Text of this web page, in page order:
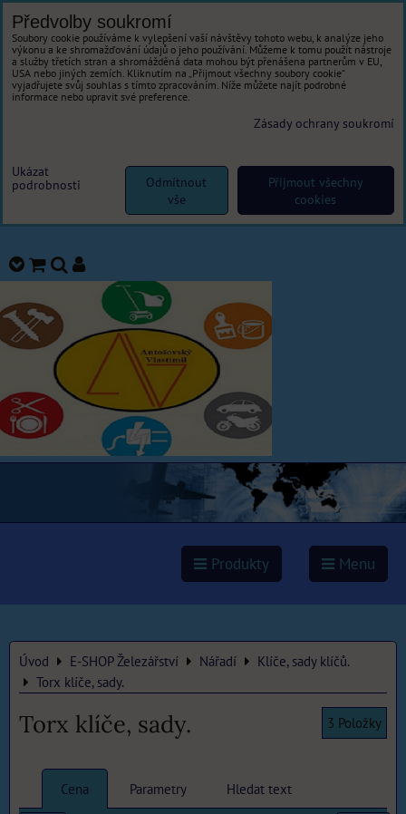
Produkty Menu
Úvod E-SHOP Železářství Nářadí
Klíče, sady klíčů.
Torx klíče, sady.
Torx klíče, sady. 3 Položky
Cena Parametry Hledat text
Předvolby soukromí
Soubory cookie používáme k vylepšení vaší návštěvy tohoto webu, k analýze jeho
výkonu a ke shromažďování údajů o jeho používání. Můžeme k tomu použít nástroje
a služby třetích stran a shromážděná data mohou být přenášena partnerům v EU,
USA nebo jiných zemích. Kliknutím na „Přijmout všechny soubory cookie“
vyjadřujete svůj souhlas s tímto zpracováním. Níže můžete najít podrobné
informace nebo upravit své preference.
Zásady ochrany soukromí
Ukázat
podrobnosti
Přijmout všechny
cookies
Odmítnout
vše